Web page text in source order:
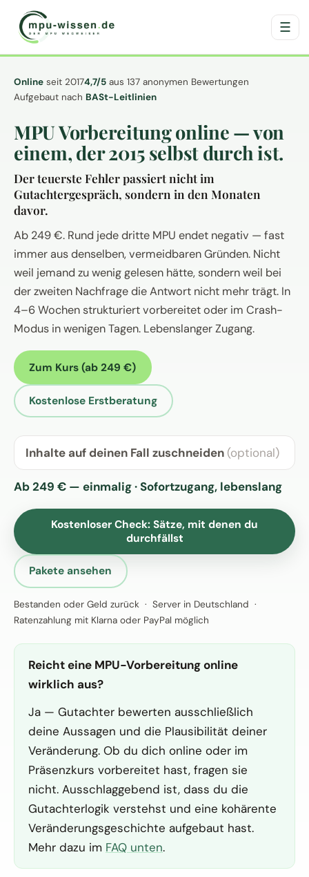
☰
Online seit 20174,7/5 aus 137 anonymen Bewertungen
Aufgebaut nach BASt-Leitlinien
MPU Vorbereitung online — von
einem, der 2015 selbst durch ist.
Der teuerste Fehler passiert nicht im
Gutachtergespräch, sondern in den Monaten
davor.
Ab 249 €. Rund jede dritte MPU endet negativ — fast
immer aus denselben, vermeidbaren Gründen. Nicht
weil jemand zu wenig gelesen hätte, sondern weil bei
der zweiten Nachfrage die Antwort nicht mehr trägt. In
4–6 Wochen strukturiert vorbereitet oder im Crash-
Modus in wenigen Tagen. Lebenslanger Zugang.
Zum Kurs (ab 249 €)
Kostenlose Erstberatung
Inhalte auf deinen Fall zuschneiden (optional)
Ab 249 € — einmalig · Sofortzugang, lebenslang
Kostenloser Check: Sätze, mit denen du
durchfällst
Pakete ansehen
Bestanden oder Geld zurück · Server in Deutschland ·
Ratenzahlung mit Klarna oder PayPal möglich
Reicht eine MPU-Vorbereitung online
wirklich aus?
Ja — Gutachter bewerten ausschließlich
deine Aussagen und die Plausibilität deiner
Veränderung. Ob du dich online oder im
Präsenzkurs vorbereitet hast, fragen sie
nicht. Ausschlaggebend ist, dass du die
Gutachterlogik verstehst und eine kohärente
Veränderungsgeschichte aufgebaut hast.
Mehr dazu im FAQ unten.